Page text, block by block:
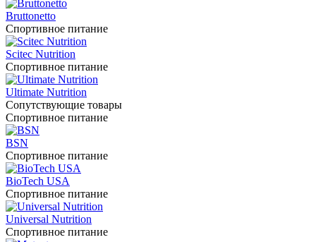
Bruttonetto
Спортивное питание
Scitec Nutrition
Спортивное питание
Ultimate Nutrition
Сопутствующие товары
Спортивное питание
BSN
Спортивное питание
BioTech USA
Спортивное питание
Universal Nutrition
Спортивное питание